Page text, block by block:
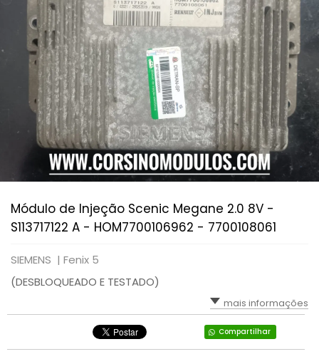
Módulo de Injeção Scenic Megane 2.0 8V -
S113717122 A - HOM7700106962 - 7700108061
SIEMENS | Fenix 5
(DESBLOQUEADO E TESTADO)
mais informações
Compartilhar